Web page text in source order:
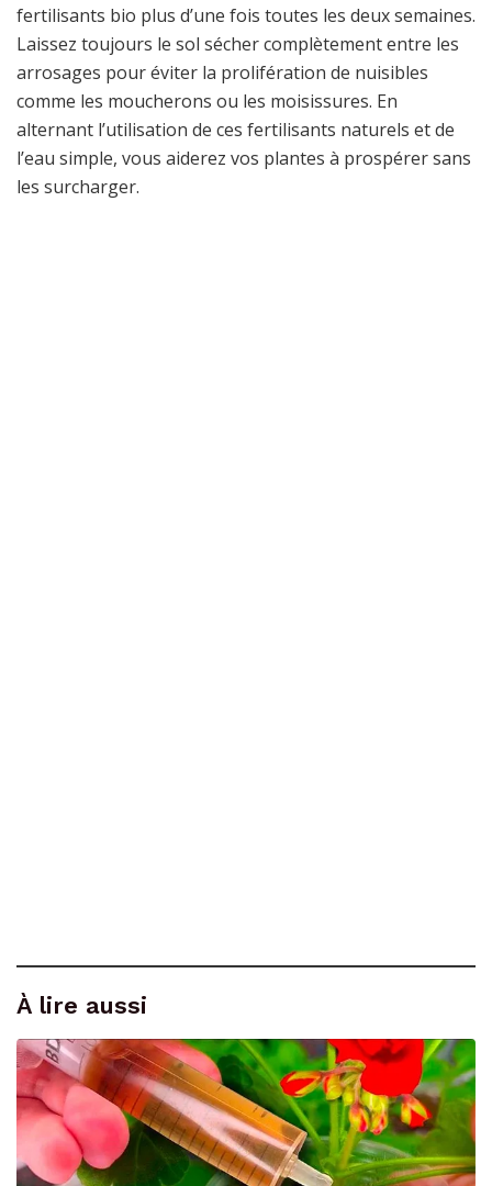
fertilisants bio plus d’une fois toutes les deux semaines.
Laissez toujours le sol sécher complètement entre les
arrosages pour éviter la prolifération de nuisibles
comme les moucherons ou les moisissures. En
alternant l’utilisation de ces fertilisants naturels et de
l’eau simple, vous aiderez vos plantes à prospérer sans
les surcharger.
À lire aussi